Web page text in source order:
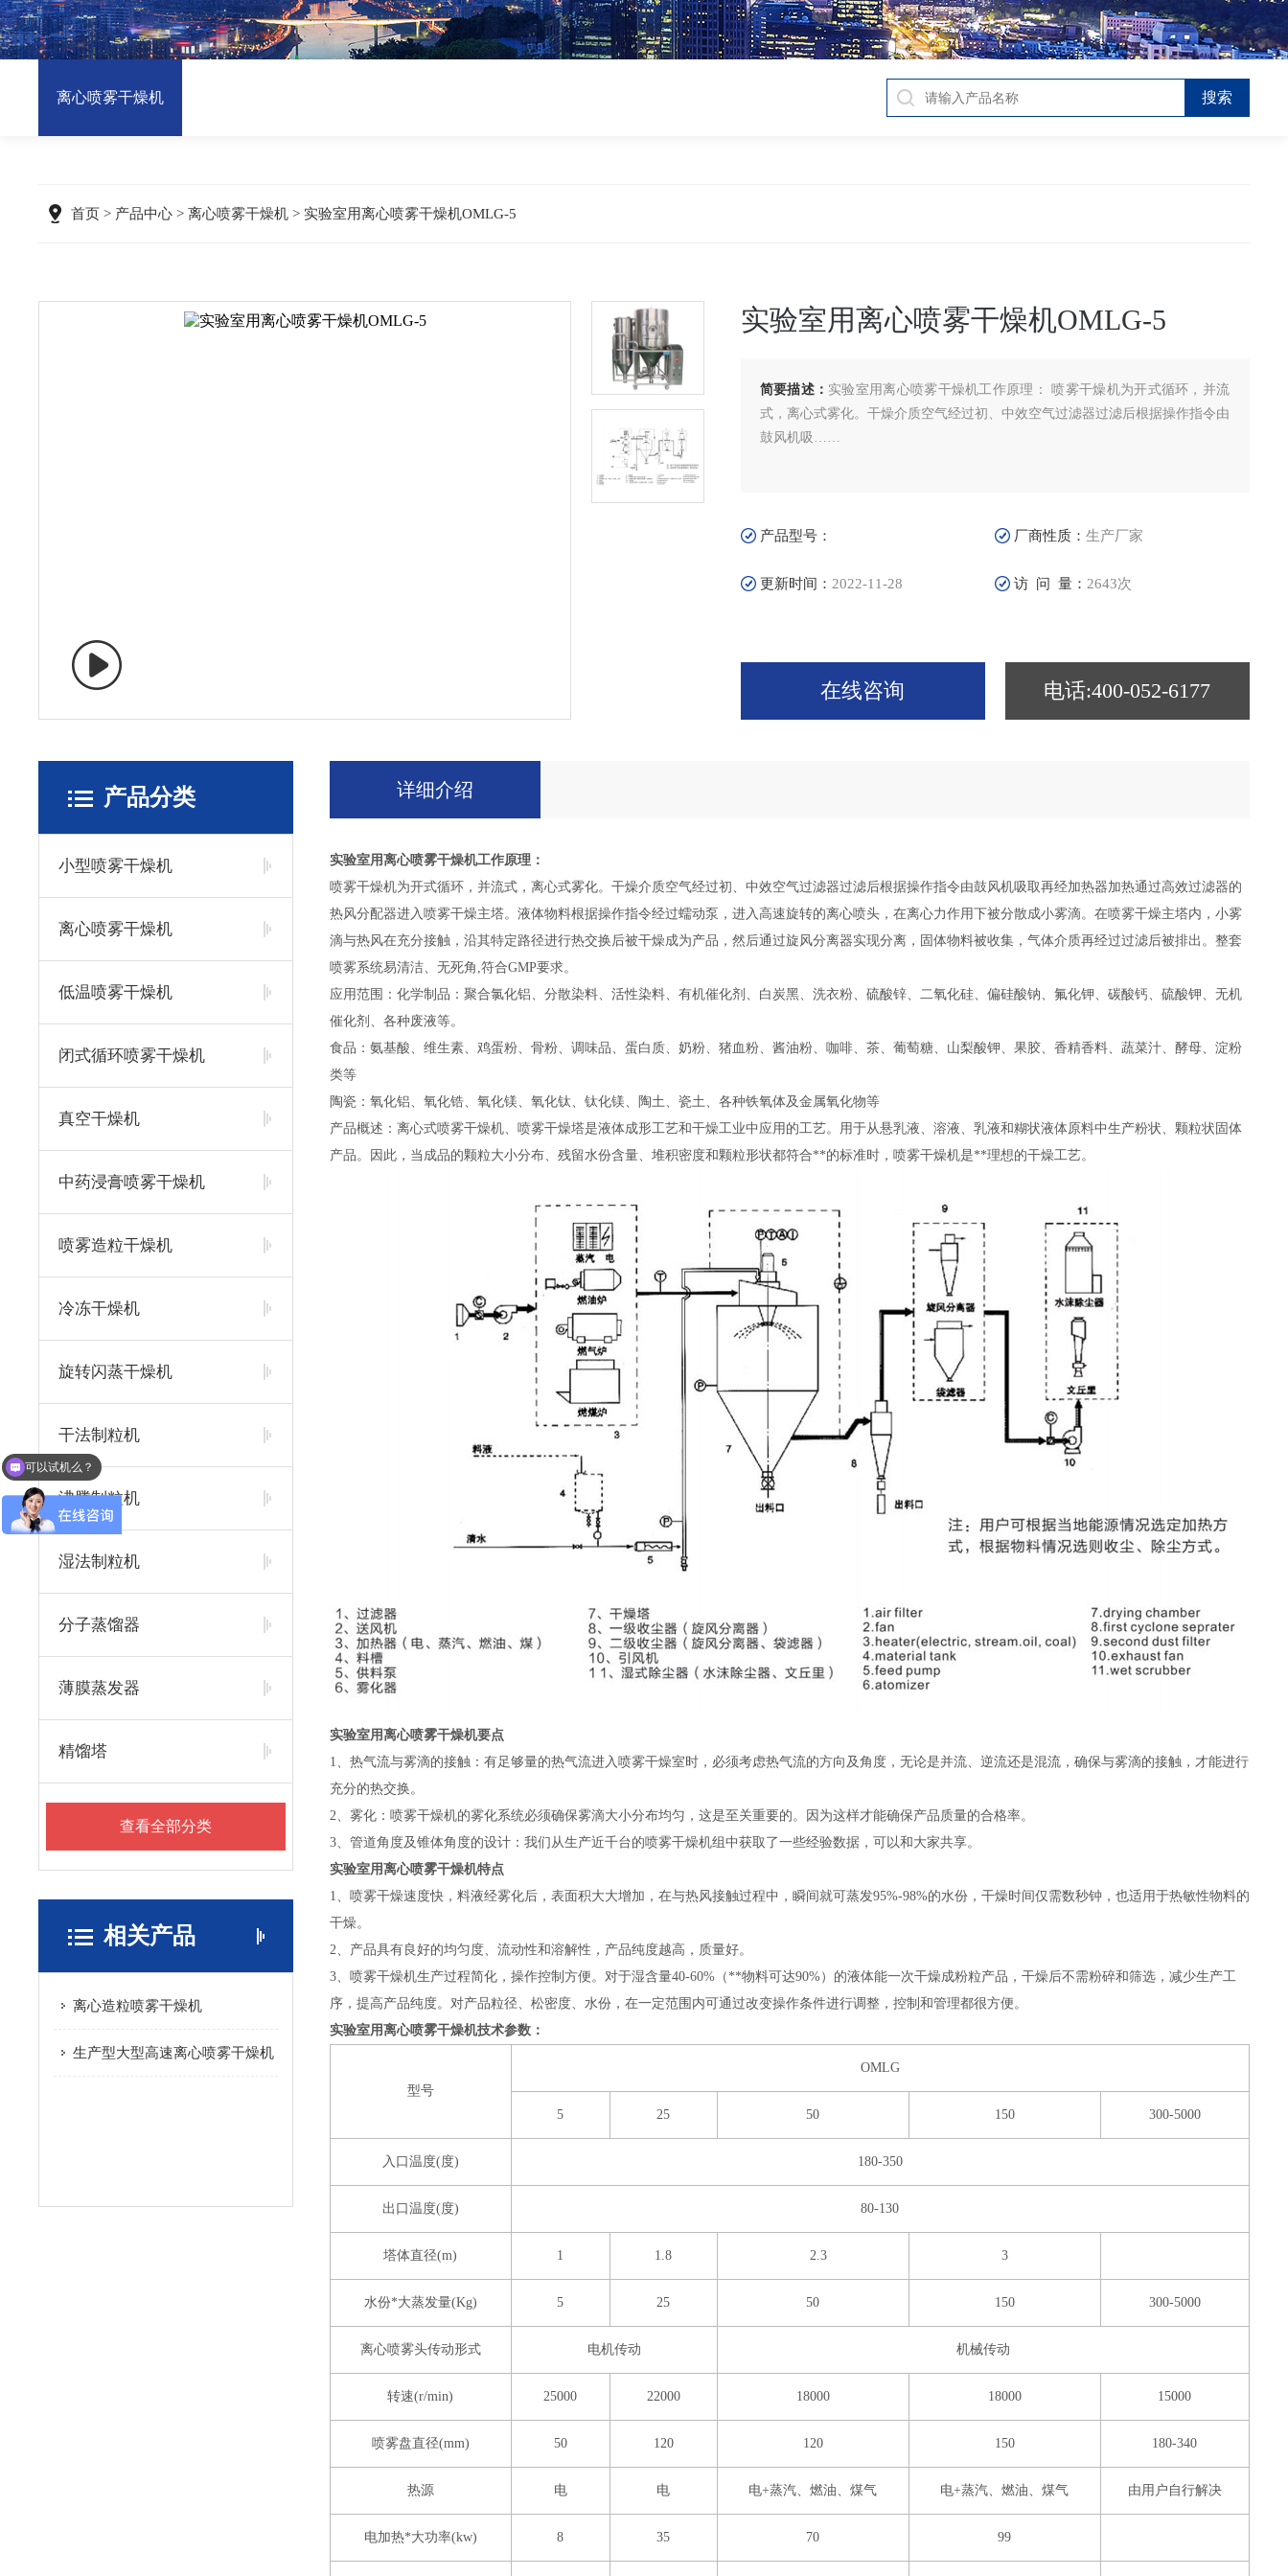
离心喷雾干燥机
首页 > 产品中心 >离心喷雾干燥机 > 实验室用离心喷雾干燥机OMLG-5
实验室用离心喷雾干燥机OMLG-5
简要描述： 实验室用离心喷雾干燥机工作原理： 喷雾干燥机为开式循环，并流
式，离心式雾化。干燥介质空气经过初、中效空气过滤器过滤后根据操作指令由
鼓风机吸……
产品型号： 厂商性质：生产厂家
更新时间： 2022-11-28 访 问 量： 2643次
在线咨询 电话:400-052-6177
产品分类
小型喷雾干燥机
离心喷雾干燥机
低温喷雾干燥机
闭式循环喷雾干燥机
真空干燥机
中药浸膏喷雾干燥机
喷雾造粒干燥机
冷冻干燥机
旋转闪蒸干燥机
干法制粒机
沸腾制粒机
湿法制粒机
分子蒸馏器
薄膜蒸发器
精馏塔
查看全部分类
相关产品
离心造粒喷雾干燥机
生产型大型高速离心喷雾干燥机
详细介绍
实验室用离心喷雾干燥机工作原理：
喷雾干燥机为开式循环，并流式，离心式雾化。干燥介质空气经过初、中效空气过滤器过滤后根据操作指令由鼓风机吸取再经加热器加热通过高效过滤器的
热风分配器进入喷雾干燥主塔。液体物料根据操作指令经过蠕动泵，进入高速旋转的离心喷头，在离心力作用下被分散成小雾滴。在喷雾干燥主塔内，小雾
滴与热风在充分接触，沿其特定路径进行热交换后被干燥成为产品，然后通过旋风分离器实现分离，固体物料被收集，气体介质再经过过滤后被排出。整套
喷雾系统易清洁、无死角,符合GMP要求。
应用范围：化学制品：聚合氯化铝、分散染料、活性染料、有机催化剂、白炭黑、洗衣粉、硫酸锌、二氧化硅、偏硅酸钠、氟化钾、碳酸钙、硫酸钾、无机
催化剂、各种废液等。
食品：氨基酸、维生素、鸡蛋粉、骨粉、调味品、蛋白质、奶粉、猪血粉、酱油粉、咖啡、茶、葡萄糖、山梨酸钾、果胶、香精香料、蔬菜汁、酵母、淀粉
类等
陶瓷：氧化铝、氧化锆、氧化镁、氧化钛、钛化镁、陶土、瓷土、各种铁氧体及金属氧化物等
产品概述：离心式喷雾干燥机、喷雾干燥塔是液体成形工艺和干燥工业中应用的工艺。用于从悬乳液、溶液、乳液和糊状液体原料中生产粉状、颗粒状固体
产品。因此，当成品的颗粒大小分布、残留水份含量、堆积密度和颗粒形状都符合**的标准时，喷雾干燥机是**理想的干燥工艺。
实验室用离心喷雾干燥机要点
1、热气流与雾滴的接触：有足够量的热气流进入喷雾干燥室时，必须考虑热气流的方向及角度，无论是并流、逆流还是混流，确保与雾滴的接触，才能进行
充分的热交换。
2、雾化：喷雾干燥机的雾化系统必须确保雾滴大小分布均匀，这是至关重要的。因为这样才能确保产品质量的合格率。
3、管道角度及锥体角度的设计：我们从生产近千台的喷雾干燥机组中获取了一些经验数据，可以和大家共享。
实验室用离心喷雾干燥机特点
1、喷雾干燥速度快，料液经雾化后，表面积大大增加，在与热风接触过程中，瞬间就可蒸发95%-98%的水份，干燥时间仅需数秒钟，也适用于热敏性物料的
干燥。
2、产品具有良好的均匀度、流动性和溶解性，产品纯度越高，质量好。
3、喷雾干燥机生产过程简化，操作控制方便。对于湿含量40-60%（**物料可达90%）的液体能一次干燥成粉粒产品，干燥后不需粉碎和筛选，减少生产工
序，提高产品纯度。对产品粒径、松密度、水份，在一定范围内可通过改变操作条件进行调整，控制和管理都很方便。
实验室用离心喷雾干燥机技术参数：
型号
OMLG
5 25 50 150 300-5000
入口温度(度) 180-350
出口温度(度) 80-130
塔体直径(m) 1 1.8 2.3 3
水份*大蒸发量(Kg) 5 25 50 150 300-5000
离心喷雾头传动形式 电机传动 机械传动
转速(r/min) 25000 22000 18000 18000 15000
喷雾盘直径(mm) 50 120 120 150 180-340
热源 电 电 电+蒸汽、燃油、煤气 电+蒸汽、燃油、煤气 由用户自行解决
电加热*大功率(kw) 8 35 70 99
可以试机么？